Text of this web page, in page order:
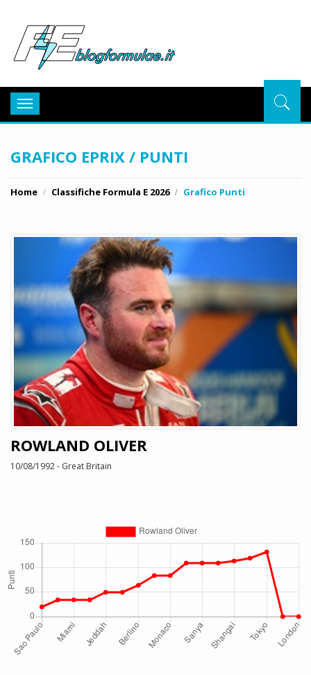
Toggle
navigation
GRAFICO EPRIX / PUNTI
Home Classifiche Formula E 2026 Grafico Punti
ROWLAND OLIVER
10/08/1992 - Great Britain